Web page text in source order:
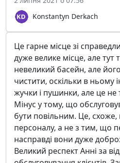
Konstantyn Derkach
Це гарне місце зі
дуже велике місце, але тут
невеликий басейн, але
чистити, оскільки в ньому
жучки і пушинки, але це
Мінус у тому, що
бути повільним. Це,
персоналу, а не з тим, що
насправді вони дуже
Великий респект Анні за